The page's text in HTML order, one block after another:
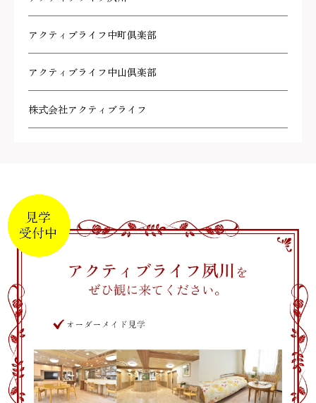
アクティブライフ中町倶楽部
アクティブライフ中山倶楽部
株式会社アクティブライフ